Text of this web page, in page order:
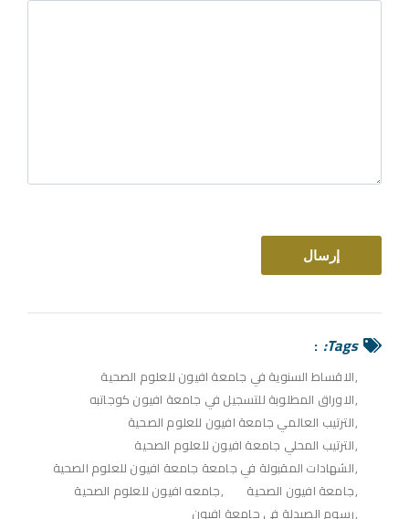
Tags:
الاقساط السنوية في جامعة افيون للعلوم الصحية
الاوراق المطلوبة للتسجيل في جامعة افيون كوجاتبه
الترتيب العالمي جامعة افيون للعلوم الصحية
الترتيب المحلي جامعة افيون للعلوم الصحية
الشهادات المقبولة في جامعة جامعة افيون للعلوم الصحية
جامعة افيون الصحية
جامعه افيون للعلوم الصحية
رسوم الصيدلة في جامعة افيون